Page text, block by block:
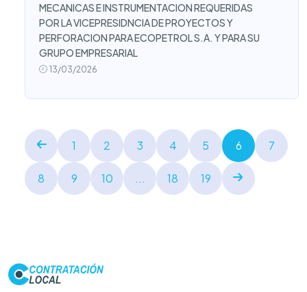
MECANICAS E INSTRUMENTACION REQUERIDAS
POR LA VICEPRESIDNCIA DE PROYECTOS Y
PERFORACION PARA ECOPETROL S.A. Y PARA SU
GRUPO EMPRESARIAL
13/03/2026
1 2 3 4 5 6 7
8 9 10 ... 18 19